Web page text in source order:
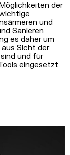
der
und
Sanieren
es daher um
Sicht der
und für
eingesetzt